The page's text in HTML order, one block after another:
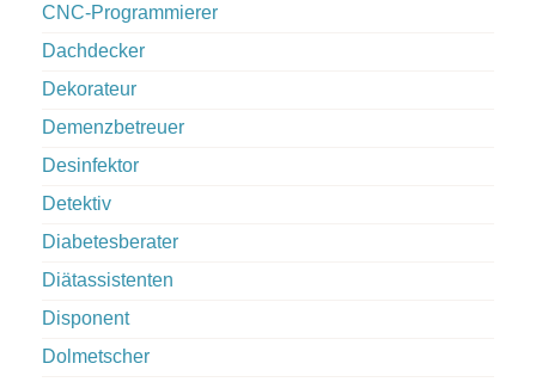
CNC-Programmierer
Dachdecker
Dekorateur
Demenzbetreuer
Desinfektor
Detektiv
Diabetesberater
Diätassistenten
Disponent
Dolmetscher